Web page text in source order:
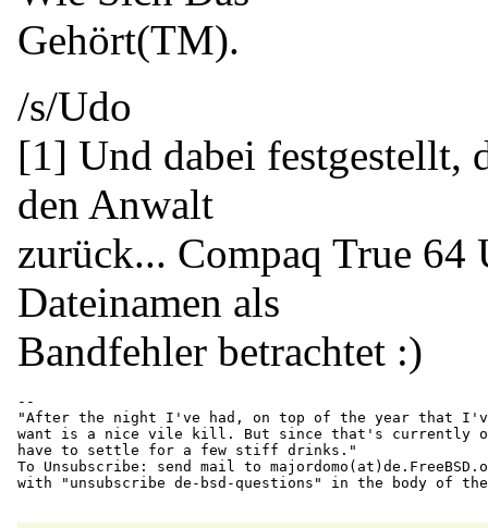
Gehört(TM).
/s/Udo
[1] Und dabei
den Anwalt
zurück... Compaq True
Dateinamen als
Bandfehler betrachtet :)
--
"After the night I've had, on top of the year that
want is a nice vile kill. But since that's currently
have to settle for a few stiff drinks."
To Unsubscribe: send mail to majordomo(at)de.